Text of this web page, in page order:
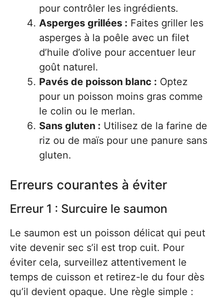
pour contrôler les ingrédients.
Asperges grillées : Faites griller les
asperges à la poêle avec un filet
d’huile d’olive pour accentuer leur
goût naturel.
Pavés de poisson blanc : Optez
pour un poisson moins gras comme
le colin ou le merlan.
Sans gluten : Utilisez de la farine de
riz ou de maïs pour une panure sans
gluten.
Erreurs courantes à éviter
Erreur 1 : Surcuire le saumon
Le saumon est un poisson délicat qui peut
vite devenir sec s’il est trop cuit. Pour
éviter cela, surveillez attentivement le
temps de cuisson et retirez-le du four dès
qu’il devient opaque. Une règle simple :